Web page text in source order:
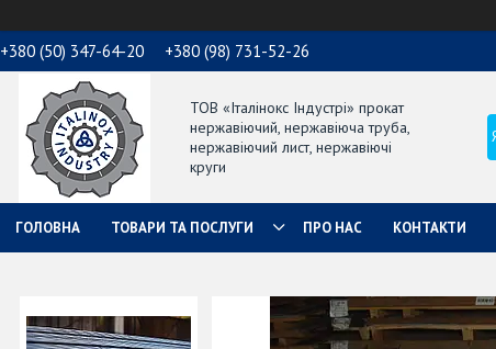
+380 (50) 347-64-20 +380 (98) 731-52-26
ТОВ «Італінокс Індустрі» прокат
нержавіючий, нержавіюча труба,
нержавіючий лист, нержавіючі
круги
ГОЛОВНА ТОВАРИ ТА ПОСЛУГИ ПРО НАС КОНТАКТИ